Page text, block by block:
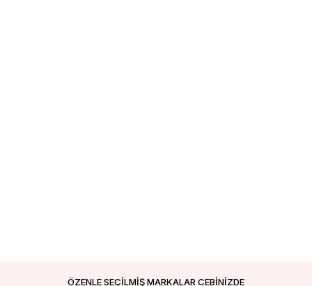
ÖZENLE SEÇİLMİŞ MARKALAR CEBİNİZDE